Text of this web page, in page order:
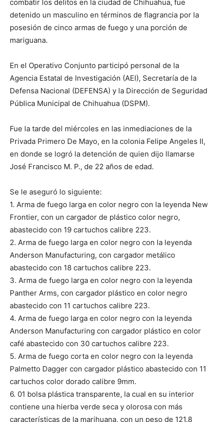
combatir los delitos en la ciudad de Chihuahua, fue
detenido un masculino en términos de flagrancia por la
posesión de cinco armas de fuego y una porción de
mariguana.
En el Operativo Conjunto participó personal de la
Agencia Estatal de Investigación (AEI), Secretaría de la
Defensa Nacional (DEFENSA) y la Dirección de Seguridad
Pública Municipal de Chihuahua (DSPM).
Fue la tarde del miércoles en las inmediaciones de la
Privada Primero De Mayo, en la colonia Felipe Angeles II,
en donde se logró la detención de quien dijo llamarse
José Francisco M. P., de 22 años de edad.
Se le aseguró lo siguiente:
1.⁠ ⁠Arma de fuego larga en color negro con la leyenda New
Frontier, con un cargador de plástico color negro,
abastecido con 19 cartuchos calibre 223.
2.⁠ ⁠Arma de fuego larga en color negro con la leyenda
Anderson Manufacturing, con cargador metálico
abastecido con 18 cartuchos calibre 223.
3.⁠ ⁠Arma de fuego larga en color negro con la leyenda
Panther Arms, con cargador plástico en color negro
abastecido con 11 cartuchos calibre 223.
4.⁠ ⁠Arma de fuego larga en color negro con la leyenda
Anderson Manufacturing con cargador plástico en color
café abastecido con 30 cartuchos calibre 223.
5.⁠ ⁠Arma de fuego corta en color negro con la leyenda
Palmetto Dagger con cargador plástico abastecido con 11
cartuchos color dorado calibre 9mm.
6.⁠ ⁠01 bolsa plástica transparente, la cual en su interior
contiene una hierba verde seca y olorosa con más
características de la marihuana, con un peso de 121.8